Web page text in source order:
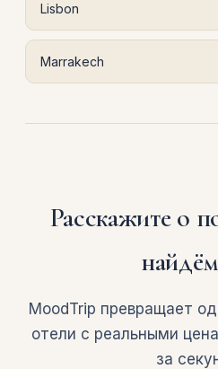
Lisbon
Marrakech
Расскажите о
MoodTrip превращает
отели с реальными
за